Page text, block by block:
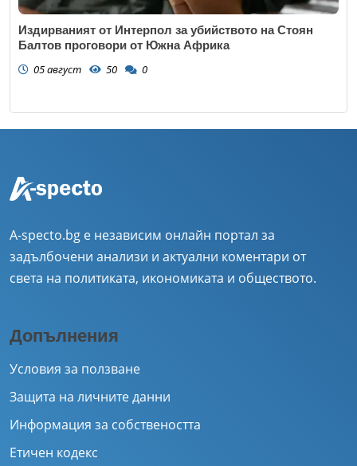
Издирваният от Интерпол за убийството на Стоян
Балтов проговори от Южна Африка
05 август 50 0
A-specto.bg е независим онлайн портал за
задълбочени анализи и актуални коментари от
света на политиката, икономиката и обществото.
Допълнения
Условия за ползване
Защита на личните данни
Информация за собствеността
Етичен кодекс